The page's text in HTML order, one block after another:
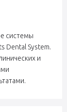
системы
Dental System.
и